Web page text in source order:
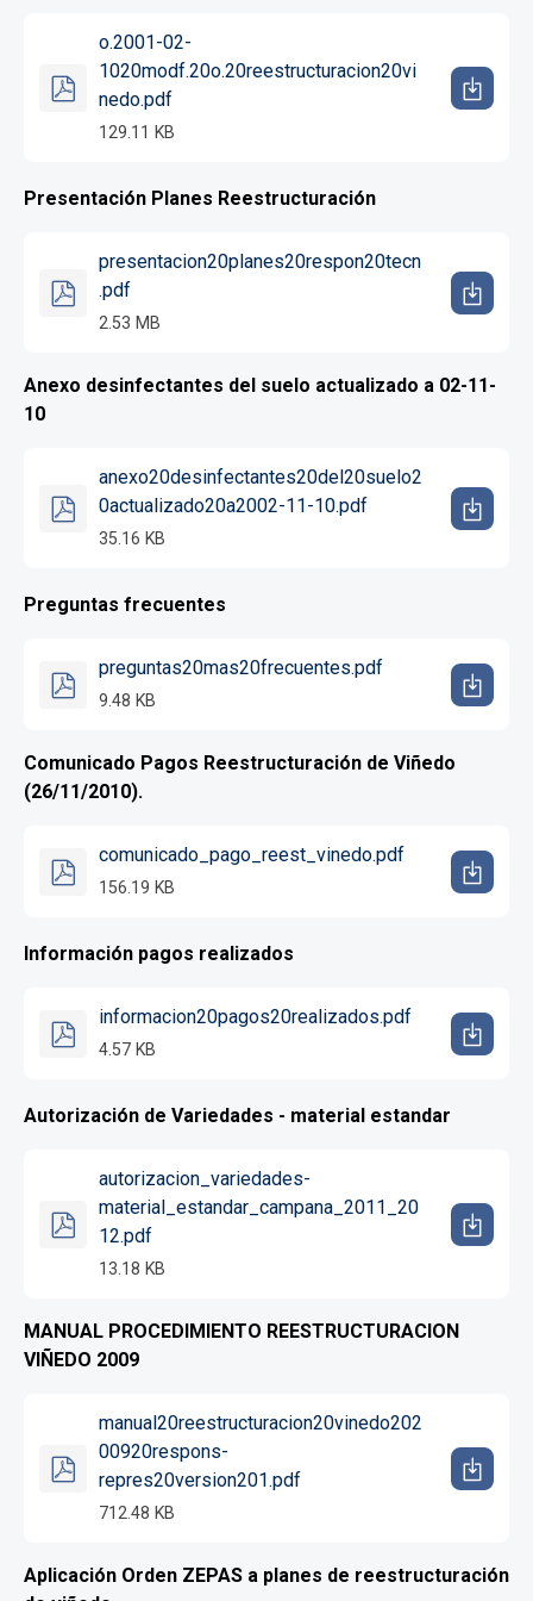
o.2001-02-
1020modf.20o.20reestructuracion20vi
nedo.pdf
129.11 KB
Presentación Planes Reestructuración
presentacion20planes20respon20tecn
.pdf
2.53 MB
Anexo desinfectantes del suelo actualizado a 02-11-
10
anexo20desinfectantes20del20suelo2
0actualizado20a2002-11-10.pdf
35.16 KB
Preguntas frecuentes
preguntas20mas20frecuentes.pdf
9.48 KB
Comunicado Pagos Reestructuración de Viñedo
(26/11/2010).
comunicado_pago_reest_vinedo.pdf
156.19 KB
Información pagos realizados
informacion20pagos20realizados.pdf
4.57 KB
Autorización de Variedades - material estandar
autorizacion_variedades-
material_estandar_campana_2011_20
12.pdf
13.18 KB
MANUAL PROCEDIMIENTO REESTRUCTURACION
VIÑEDO 2009
manual20reestructuracion20vinedo202
00920respons-
repres20version201.pdf
712.48 KB
Aplicación Orden ZEPAS a planes de reestructuración